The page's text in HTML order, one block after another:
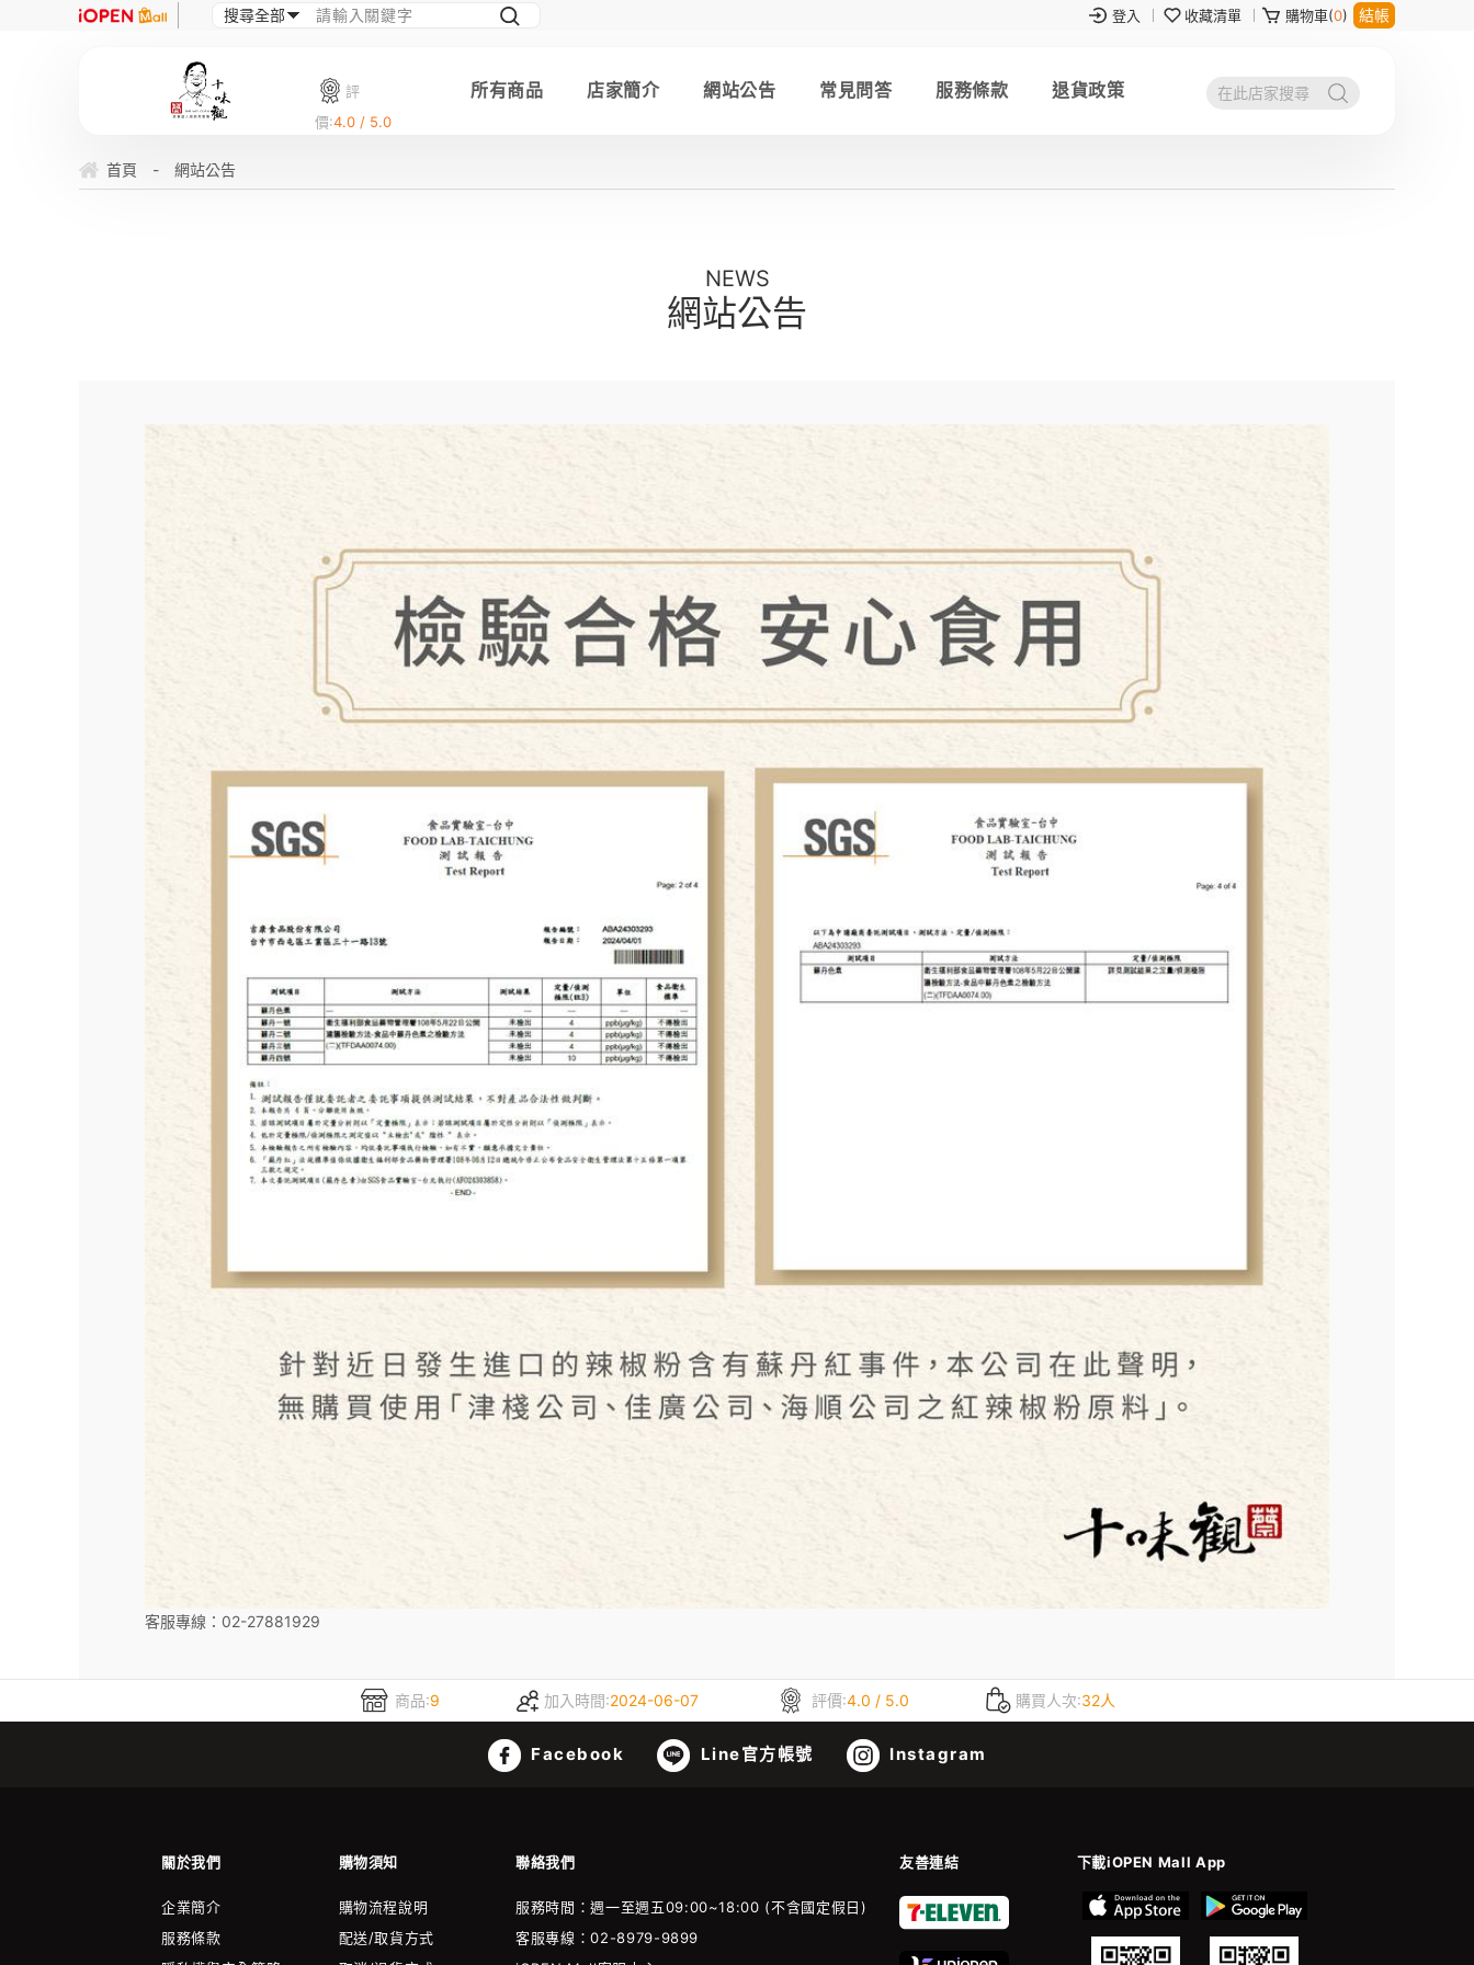
登入 收藏清單 購物車(0) 結帳
評
價:4.0 / 5.0
所有商品 店家簡介 網站公告 常見問答 服務條款 退貨政策
首頁 - 網站公告
NEWS
網站公告
客服專線：02-27881929
商品:9 加入時間:2024-06-07 評價:4.0 / 5.0 購買人次:32人
Facebook Line官方帳號 Instagram
關於我們 購物須知 聯絡我們 友善連結 下載iOPEN Mall App
企業簡介
服務條款
購物流程說明
配送/取貨方式
服務時間：週一至週五09:00~18:00 (不含國定假日)
客服專線：02-8979-9899